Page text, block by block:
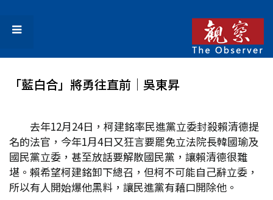
「藍白合」將勇往直前│吳東昇
去年12月24日，柯建銘率民進黨立委封殺賴清德提
名的法官，今年1月4日又狂言要罷免立法院長韓國瑜及
國民黨立委，甚至放話要解散國民黨，讓賴清德很難
堪。賴希望柯建銘卸下總召，但柯不可能自己辭立委，
所以有人開始爆他黑料，讓民進黨有藉口開除他。